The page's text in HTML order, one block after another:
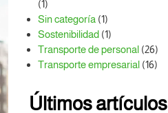
(1)
Sin categoría(1)
Sostenibilidad(1)
Transporte de personal(26)
Transporte empresarial(16)
Últimos artículos